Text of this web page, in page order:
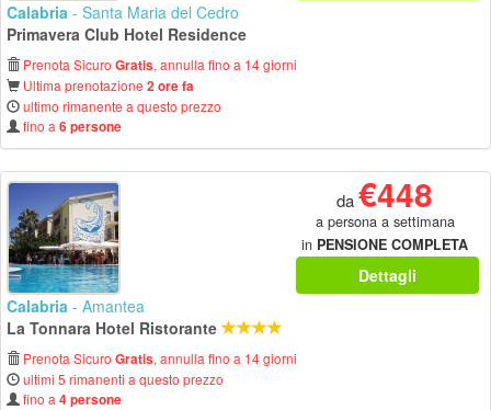
Calabria - Santa Maria del Cedro
Primavera Club Hotel Residence
Prenota Sicuro Gratis, annulla fino a 14 giorni
Ultima prenotazione 2 ore fa
ultimo rimanente a questo prezzo
fino a 6 persone
da€448
a persona a settimana
in PENSIONE COMPLETA
Dettagli
Calabria - Amantea
La Tonnara Hotel Ristorante
Prenota Sicuro Gratis, annulla fino a 14 giorni
ultimi 5 rimanenti a questo prezzo
fino a 4 persone